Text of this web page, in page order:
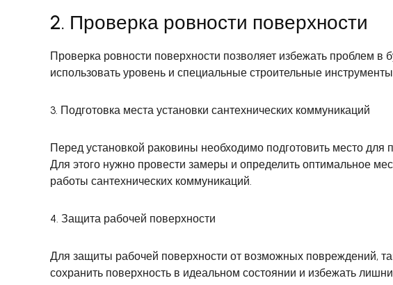
2. Проверка ровности поверхности
Проверка ровности поверхности позволяет избежать проблем
использовать уровень и специальные строительные
3. Подготовка места установки сантехнических коммуникаций
Перед установкой раковины необходимо подготовить место
Для этого нужно провести замеры и определить оптимальное
работы сантехнических коммуникаций.
4. Защита рабочей поверхности
Для защиты рабочей поверхности от возможных повреждений,
сохранить поверхность в идеальном состоянии и избежать